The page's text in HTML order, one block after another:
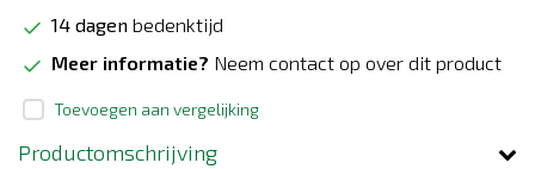
14 dagen bedenktijd
Meer informatie? Neem contact op over dit product
Toevoegen aan vergelijking
Productomschrijving